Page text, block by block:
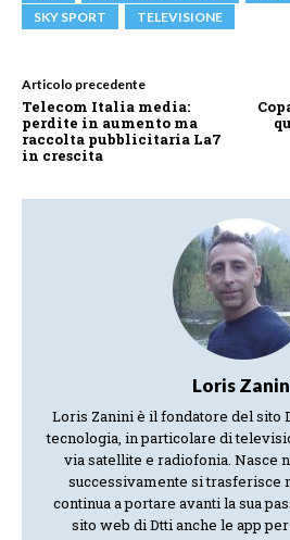
SKY SPORT
TELEVISIONE
Articolo precedente
Telecom Italia media:
perdite in aumento ma
raccolta pubblicitaria La7
in crescita
Loris
Loris Zanini è il fondatore del sito
tecnologia, in particolare di
via satellite e radiofonia. Nasce
successivamente si trasferisce
continua a portare avanti la sua
sito web di Dtti anche le app